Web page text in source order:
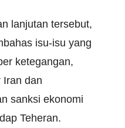
lanjutan tersebut,
isu-isu yang
ketegangan,
Iran dan
sanksi ekonomi
Teheran.